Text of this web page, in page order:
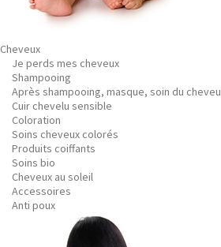
Cheveux
Je perds mes cheveux
Shampooing
Après shampooing, masque, soin du cheveu
Cuir chevelu sensible
Coloration
Soins cheveux colorés
Produits coiffants
Soins bio
Cheveux au soleil
Accessoires
Anti poux